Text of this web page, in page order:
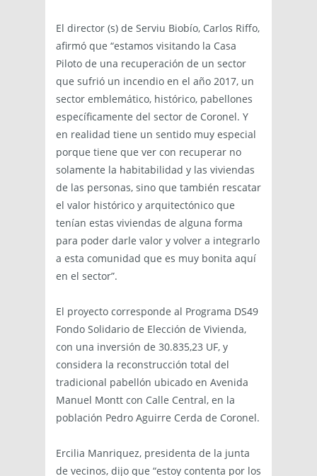
El director (s) de Serviu Biobío, Carlos Riffo,
afirmó que “estamos visitando la Casa
Piloto de una recuperación de un sector
que sufrió un incendio en el año 2017, un
sector emblemático, histórico, pabellones
específicamente del sector de Coronel. Y
en realidad tiene un sentido muy especial
porque tiene que ver con recuperar no
solamente la habitabilidad y las viviendas
de las personas, sino que también rescatar
el valor histórico y arquitectónico que
tenían estas viviendas de alguna forma
para poder darle valor y volver a integrarlo
a esta comunidad que es muy bonita aquí
en el sector”.
El proyecto corresponde al Programa DS49
Fondo Solidario de Elección de Vivienda,
con una inversión de 30.835,23 UF, y
considera la reconstrucción total del
tradicional pabellón ubicado en Avenida
Manuel Montt con Calle Central, en la
población Pedro Aguirre Cerda de Coronel.
Ercilia Manriquez, presidenta de la junta
de vecinos, dijo que “estoy contenta por los